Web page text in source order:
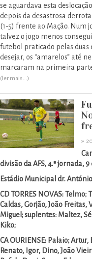
se aguardava esta
depois da desastrosa
(1-5) frente ao Mação. Num
talvez o jogo menos
futebol praticado pelas duas
desejar, os “amarelos” até
marcaram na primeira
(ler mais...)
»
divisão da AFS, 4.ª jornada,
Estádio Municipal dr.
CD TORRES NOVAS:
Caldas, Gorjão, João Freitas,
Miguel; suplentes: Maltez,
Kiko;
CA OURIENSE: Palaio;
Renato, Igor, Dino, João